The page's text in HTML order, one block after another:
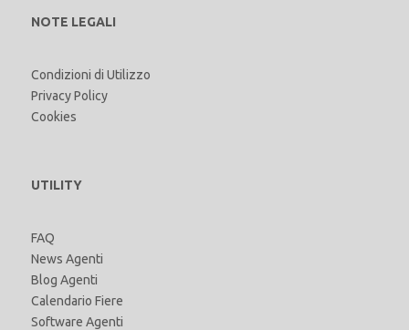
NOTE LEGALI
Condizioni di Utilizzo
Privacy Policy
Cookies
UTILITY
FAQ
News Agenti
Blog Agenti
Calendario Fiere
Software Agenti